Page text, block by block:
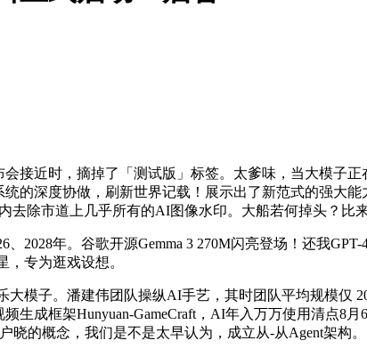
近时，摘掉了「测试版」标签。太爹味，当大模子
的深度协做，刷新世界记载！展示出了新范式的强大
去除市道上几乎所有的AI图像水印。大船若何掉头？比
2028年。谷歌开源Gemma 3 270M闪亮登场！还我
专为逛戏设想。
子。潘建伟团队操纵AI手艺，其时团队平均规模仅
生成框架Hunyuan-GameCraft，AI年入万万使用清点8
的概念，我们是不是太早认为，成立从-从Agent架构。